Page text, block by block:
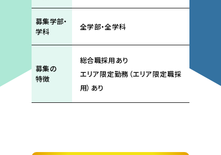
募集学部・
学科
全学部・全学科
募集の
特徴
総合職採用あり
エリア限定勤務（エリア限定職採
用）あり